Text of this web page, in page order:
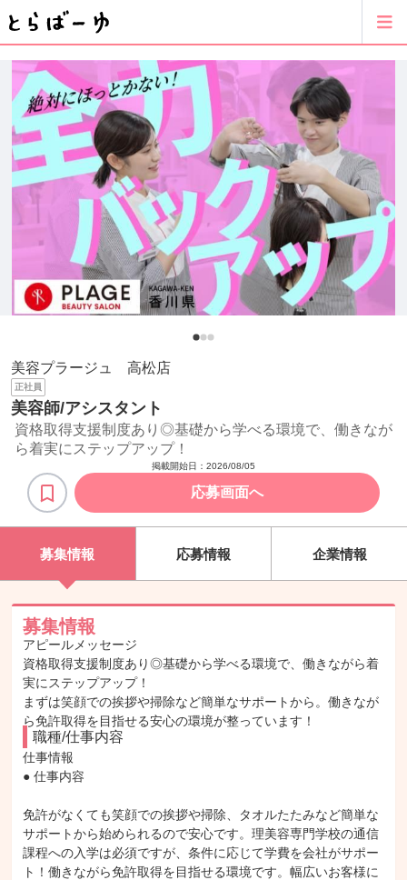
美容プラージュ 高松店
正社員
美容師/アシスタント
資格取得支援制度あり◎基礎から学べる環境で、働きなが
ら着実にステップアップ！
掲載開始日： 2026/08/05
応募画面へ
募集情報 応募情報 企業情報
募集情報
アピールメッセージ
資格取得支援制度あり◎基礎から学べる環境で、働きながら着
実にステップアップ！
まずは笑顔での挨拶や掃除など簡単なサポートから。働きなが
ら免許取得を目指せる安心の環境が整っています！
職種/仕事内容
仕事情報
● 仕事内容
免許がなくても笑顔での挨拶や掃除、タオルたたみなど簡単な
サポートから始められるので安心です。理美容専門学校の通信
課程への入学は必須ですが、条件に応じて学費を会社がサポー
ト！働きながら免許取得を目指せる環境です。幅広いお客様に